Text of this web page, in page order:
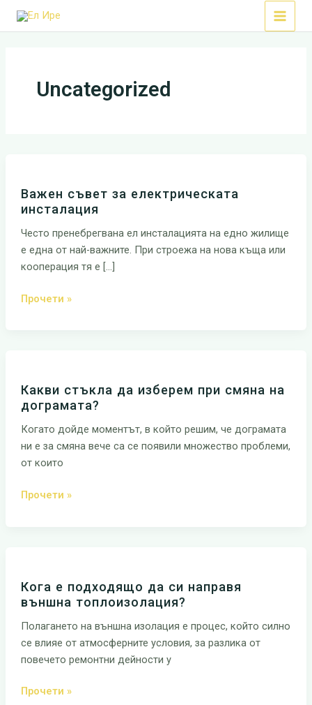
Skip
Main
Uncategorized
Важен съвет за електрическата
инсталация
Често пренебрегвана eл инсталацията на едно жилище
е една от най-важните. При строежа на нова къща или
кооперация тя е […]
за
електрическата
инсталация
Прочети »
Какви стъкла да изберем при смяна на
дограмата?
Когато дойде моментът, в който решим, че дограмата
ни е за смяна вече са се появили множество проблеми,
от които
да
изберем
при
смяна
на
Прочети »
Кога е подходящо да си направя
външна топлоизолация?
Полагането на външна изолация е процес, който силно
се влияе от атмосферните условия, за разлика от
повечето ремонтни дейности у
подходящо
да
си
направя
външна
Прочети »